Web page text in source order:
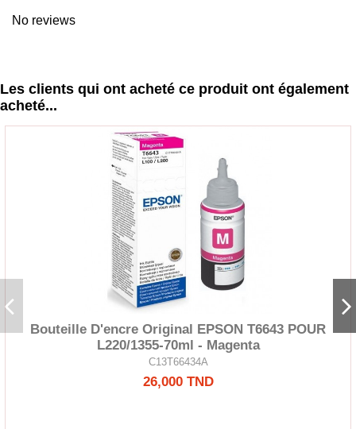
No reviews
Les clients qui ont acheté ce produit ont également
acheté...
Bouteille D'encre Original EPSON T6643 POUR
L220/1355-70ml - Magenta
C13T66434A
26,000 TND